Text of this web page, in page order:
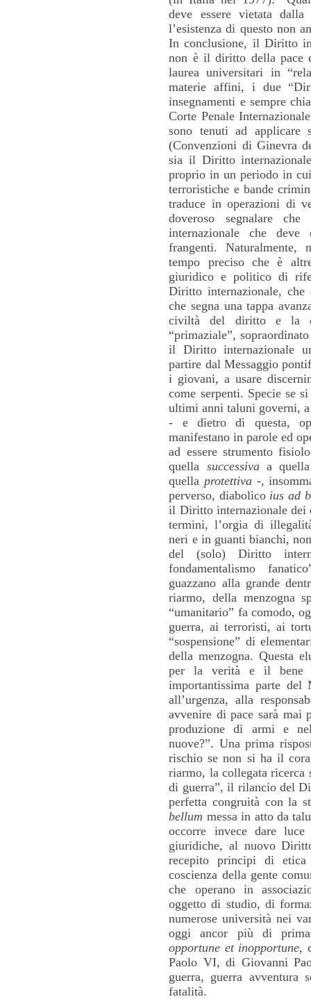
deve essere vietata
l’esistenza di questo non
In conclusione, il Diritto
non è il diritto della pace
laurea universitari in
materie affini, i due
insegnamenti e sempre
Corte Penale
sono tenuti ad applicare
(Convenzioni di Ginevra
sia il Diritto
proprio in un periodo in
terroristiche e bande
traduce in operazioni di
doveroso segnalare
internazionale che deve
frangenti. Naturalmente,
tempo preciso che è
giuridico e politico di
Diritto internazionale,
che segna una tappa
civiltà del diritto e la
“primaziale”,
il Diritto internazionale
partire dal Messaggio
i giovani, a usare
come serpenti. Specie se
ultimi anni taluni governi,
- e dietro di questa,
manifestano in parole ed
ad essere strumento
quella successivaa
quella protettiva -,
perverso, diabolico ius ad
il Diritto internazionale
termini, l’orgia di
neri e in guanti bianchi,
del (solo) Diritto
fondamentalismo
guazzano alla grande
riarmo, della menzogna
“umanitario” fa comodo,
guerra, ai terroristi, ai
“sospensione” di
della menzogna. Questa
per la verità e il bene
importantissima parte
all’urgenza, alla
avvenire di pace sarà mai
produzione di armi e
nuove?”. Una prima
rischio se non si ha il
riarmo, la collegata
di guerra”, il rilancio del
perfetta congruità con la
bellum messa in atto da
occorre invece dare
giuridiche, al nuovo
recepito principi di etica
coscienza della gente
che operano in
oggetto di studio, di
numerose università nei
oggi ancor più di
opportune et inopportune,
Paolo VI, di Giovanni
guerra, guerra avventura
fatalità.